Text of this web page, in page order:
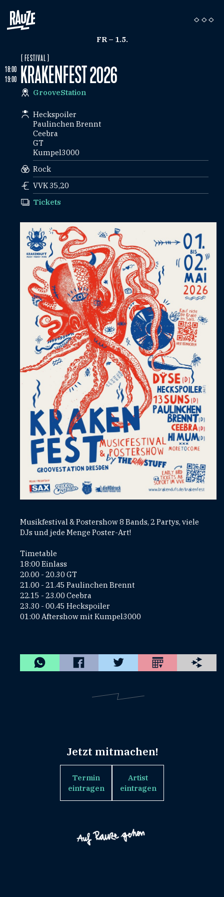
FR – 1.5.
18:00
19:00
( FESTIVAL )
KRAKENFEST 2026
GrooveStation
Heckspoiler
Paulinchen Brennt
Ceebra
GT
Kumpel3000
Rock
VVK 35,20
Tickets
Musikfestival & Postershow 8 Bands, 2 Partys, viele
DJs und jede Menge Poster-Art!
Timetable
18:00 Einlass
20.00 - 20.30 GT
21.00 - 21.45 Paulinchen Brennt
22.15 - 23.00 Ceebra
23.30 - 00.45 Heckspoiler
01:00 Aftershow mit Kumpel3000
Jetzt mitmachen!
Termin
eintragen
Artist
eintragen